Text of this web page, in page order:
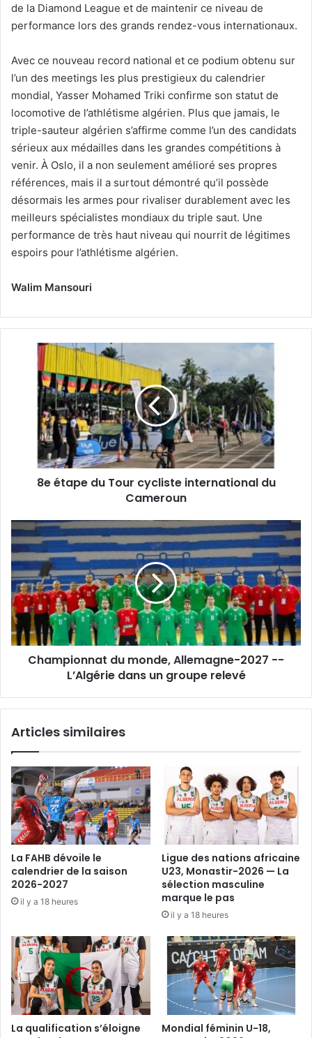
de la Diamond League et de maintenir ce niveau de
performance lors des grands rendez-vous internationaux.
Avec ce nouveau record national et ce podium obtenu sur
l’un des meetings les plus prestigieux du calendrier
mondial, Yasser Mohamed Triki confirme son statut de
locomotive de l’athlétisme algérien. Plus que jamais, le
triple-sauteur algérien s’affirme comme l’un des candidats
sérieux aux médailles dans les grandes compétitions à
venir. À Oslo, il a non seulement amélioré ses propres
références, mais il a surtout démontré qu’il possède
désormais les armes pour rivaliser durablement avec les
meilleurs spécialistes mondiaux du triple saut. Une
performance de très haut niveau qui nourrit de légitimes
espoirs pour l’athlétisme algérien.
Walim Mansouri
cycliste
international
Cameroun
8e étape du Tour cycliste international du
Cameroun
Championnat
du
monde,
Allemagne-
2027
-
-
L’Algérie
dans
Championnat du monde, Allemagne-2027 --
L’Algérie dans un groupe relevé
Articles similaires
La FAHB dévoile le
calendrier de la saison
2026-2027
il y a 18 heures
Ligue des nations africaine
U23, Monastir-2026 — La
sélection masculine
marque le pas
il y a 18 heures
La qualification s’éloigne
Mondial féminin U-18,